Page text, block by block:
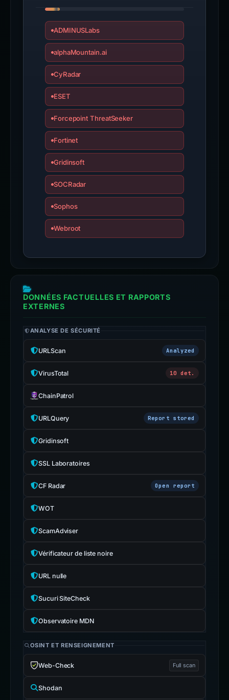
ADMINUSLabs
alphaMountain.ai
CyRadar
ESET
Forcepoint ThreatSeeker
Fortinet
Gridinsoft
SOCRadar
Sophos
Webroot
DONNÉES FACTUELLES ET RAPPORTS
EXTERNES
ANALYSE DE SÉCURITÉ
URLScan Analyzed
VirusTotal 10 det.
ChainPatrol
URLQuery Report stored
Gridinsoft
SSL Laboratoires
CF Radar Open report
WOT
ScamAdviser
Vérificateur de liste noire
URL nulle
Sucuri SiteCheck
Observatoire MDN
OSINT ET RENSEIGNEMENT
Web-Check Full scan
Shodan